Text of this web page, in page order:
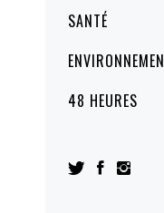
SANTÉ
48 HEURES